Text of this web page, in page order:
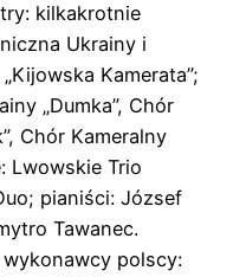
kilkakrotnie
Ukrainy i
Kamerata”;
„Dumka”, Chór
Chór Kameralny
Lwowskie Trio
pianiści: József
Tawanec.
polscy: